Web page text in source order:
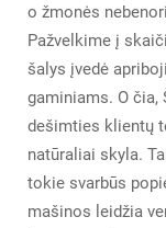
o žmonės
Pažvelkime į
šalys įvedė
gaminiams. O čia,
dešimties klientų
natūraliai skyla.
tokie svarbūs
mašinos leidžia